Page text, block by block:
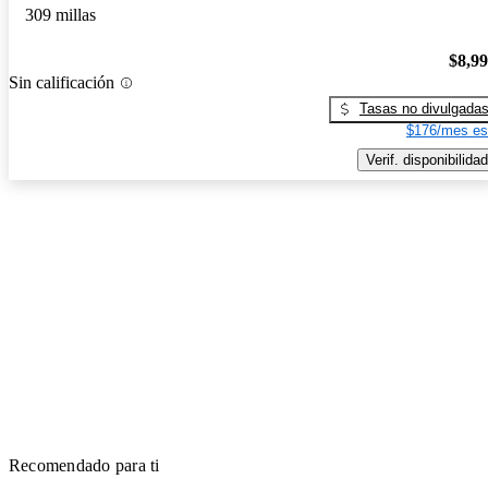
309 millas
Sin calificación
Tasas no divulgadas
$176/mes
Verif. disponibilidad
Recomendado para ti